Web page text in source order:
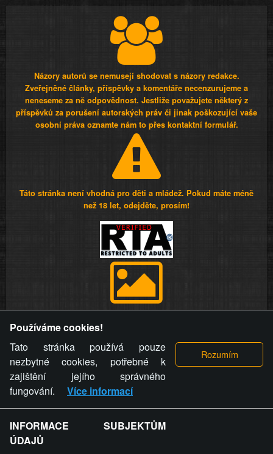
Názory autorů se nemusejí shodovat s názory redakce.
Zveřejněné články, příspěvky a komentáře necenzurujeme a
neneseme za ně odpovědnost. Jestliže považujete některý z
příspěvků za porušení autorských práv či jinak poškozující vaše
osobní práva oznamte nám to přes kontaktní formulář.
Táto stránka není vhodná pro děti a mládež. Pokud máte méně
než 18 let, odejděte, prosím!
videa a komentáře. Osoba, které se toto opatření provozovatele
stránky týče, ani osoba, která umístila fotografii nebo video na
stránku, nemůže z důvodu odstranění fotografie, videa nebo
komentáře pro výše uvedenou okolnost uplatnit vůči
provozovateli stránky žádný nárok na náhradu škody nebo
nemajetkové újmy.
ZVRÁCENÝ.CZ - Svět není zvrácenej. To jen
Používáme cookies!
Tato stránka používá pouze
nezbytné cookies, potřebné k
zajištění jejího správného
fungování.
Více informací
INFORMACE SUBJEKTŮM
ÚDAJŮ